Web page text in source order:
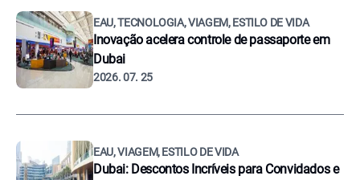
EAU, TECNOLOGIA, VIAGEM, ESTILO DE VIDA
Inovação acelera controle de passaporte em
Dubai
2026. 07. 25
EAU, VIAGEM, ESTILO DE VIDA
Dubai: Descontos Incríveis para Convidados e